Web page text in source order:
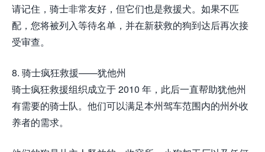
请记住，骑士非常友好，但它们也是救援犬。如果不匹
配，您将被列入等待名单，并在新获救的狗到达后再次接
受审查。
8. 骑士疯狂救援——犹他州
骑士疯狂救援组织成立于 2010 年，此后一直帮助犹他州
有需要的骑士队。他们可以满足本州驾车范围内的州外收
养者的需求。